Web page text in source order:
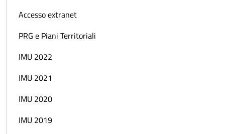
Accesso extranet
PRG e Piani Territoriali
IMU 2022
IMU 2021
IMU 2020
IMU 2019